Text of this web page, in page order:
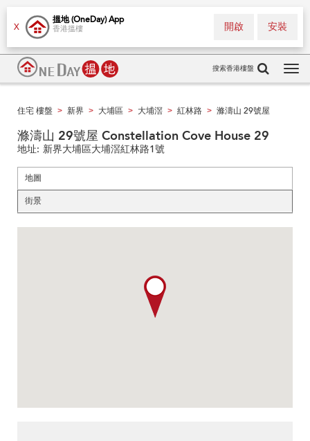
X
搵地 (OneDay) App
香港搵樓 安裝
開啟
搜索香港樓盤
住宅 樓盤 > 新界 > 大埔區 > 大埔滘 > 紅林路 > 滌濤山 29號屋
滌濤山 29號屋 Constellation Cove House 29
地址: 新界大埔區大埔滘紅林路1號
地圖
街景